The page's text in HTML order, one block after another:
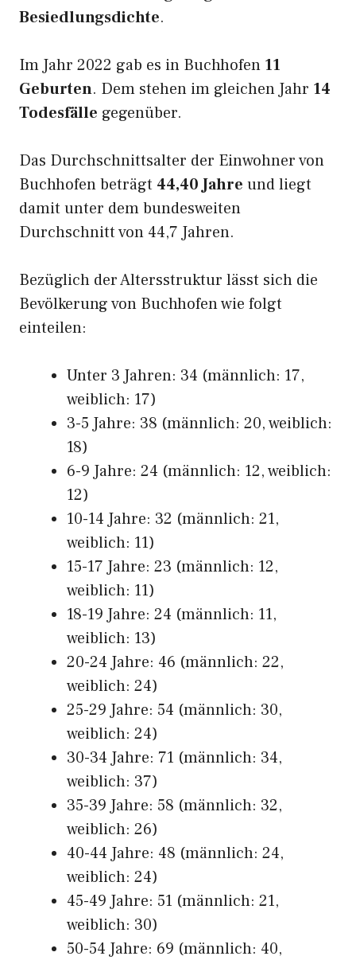
Besiedlungsdichte.
Im Jahr 2022 gab es in Buchhofen 11
Geburten. Dem stehen im gleichen Jahr 14
Todesfälle gegenüber.
Das Durchschnittsalter der Einwohner von
Buchhofen beträgt 44,40 Jahre und liegt
damit unter dem bundesweiten
Durchschnitt von 44,7 Jahren.
Bezüglich der Altersstruktur lässt sich die
Bevölkerung von Buchhofen wie folgt
einteilen:
Unter 3 Jahren: 34 (männlich: 17,
weiblich: 17)
3-5 Jahre: 38 (männlich: 20, weiblich:
18)
6-9 Jahre: 24 (männlich: 12, weiblich:
12)
10-14 Jahre: 32 (männlich: 21,
weiblich: 11)
15-17 Jahre: 23 (männlich: 12,
weiblich: 11)
18-19 Jahre: 24 (männlich: 11,
weiblich: 13)
20-24 Jahre: 46 (männlich: 22,
weiblich: 24)
25-29 Jahre: 54 (männlich: 30,
weiblich: 24)
30-34 Jahre: 71 (männlich: 34,
weiblich: 37)
35-39 Jahre: 58 (männlich: 32,
weiblich: 26)
40-44 Jahre: 48 (männlich: 24,
weiblich: 24)
45-49 Jahre: 51 (männlich: 21,
weiblich: 30)
50-54 Jahre: 69 (männlich: 40,